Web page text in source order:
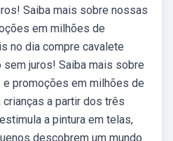
Saiba mais sobre nossas
em milhões de
no dia compre cavalete
juros! Saiba mais sobre
promoções em milhões de
a partir dos três
a pintura em telas,
descobrem um mundo